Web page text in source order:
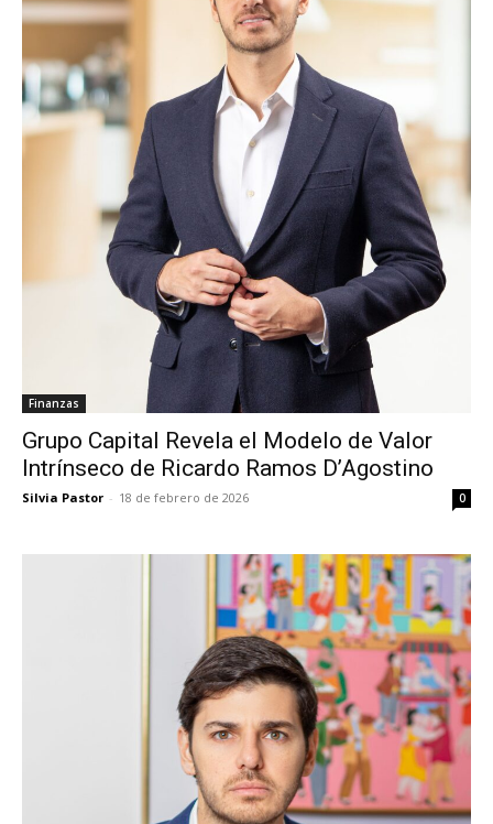
Finanzas
Grupo Capital Revela el Modelo de Valor
Intrínseco de Ricardo Ramos D’Agostino
Silvia Pastor - 18 de febrero de 2026 0